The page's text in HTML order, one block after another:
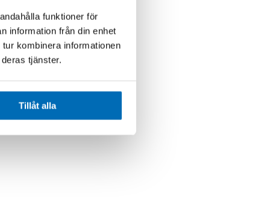
funktioner för
information från din enhet
kombinera informationen
tjänster.
Tillåt alla